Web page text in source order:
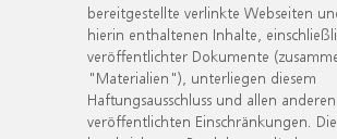
bereitgestellte verlinkte Webseiten
hierin enthaltenen Inhalte,
veröffentlichter Dokumente
"Materialien"), unterliegen diesem
Haftungsausschluss und allen anderen
veröffentlichten Einschränkungen.